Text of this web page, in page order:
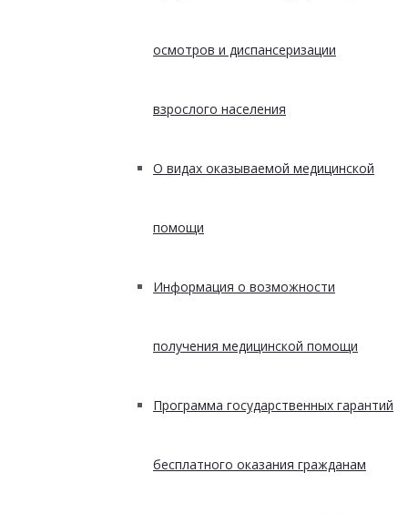
осмотров и диспансеризации
взрослого населения
О видах оказываемой медицинской
помощи
Информация о возможности
получения медицинской помощи
Программа государственных гарантий
бесплатного оказания гражданам